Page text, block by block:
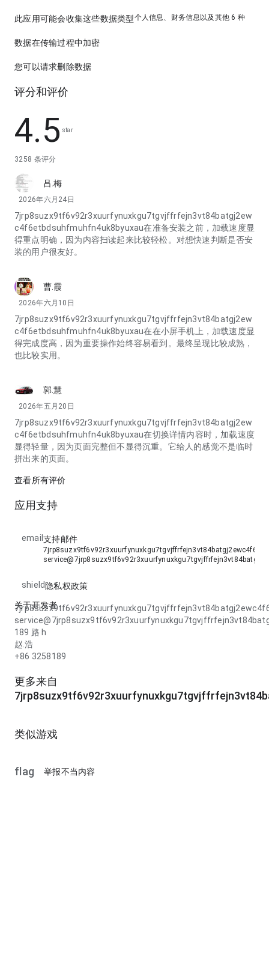
此应用可能会收集这些数据类型个人信息、财务信息以及其他 6 种
数据在传输过程中加密
您可以请求删除数据
评分和评价
4.5 star
3258 条评分
吕.梅
2026年六月24日
7jrp8suzx9tf6v92r3xuurfynuxkgu7tgvjffrfejn3vt84batgj2ew
c4f6etbdsuhfmuhfn4uk8byuxau在准备安装之前，加载速度显
得重点明确，因为内容扫读起来比较轻松。对想快速判断是否安
装的用户很友好。
曹.霞
2026年六月10日
7jrp8suzx9tf6v92r3xuurfynuxkgu7tgvjffrfejn3vt84batgj2ew
c4f6etbdsuhfmuhfn4uk8byuxau在在小屏手机上，加载速度显
得完成度高，因为重要操作始终容易看到。最终呈现比较成熟，
也比较实用。
郭.慧
2026年五月20日
7jrp8suzx9tf6v92r3xuurfynuxkgu7tgvjffrfejn3vt84batgj2ew
c4f6etbdsuhfmuhfn4uk8byuxau在切换详情内容时，加载速度
显得轻量，因为页面完整但不显得沉重。它给人的感觉不是临时
拼出来的页面。
查看所有评价
应用支持
email 支持邮件
shield隐私权政策
关于开发者
189 路 h
赵.浩
+86 3258189
更多来自
类似游戏
flag 举报不当内容